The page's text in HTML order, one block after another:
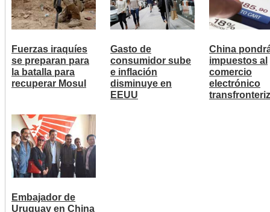
Fuerzas iraquíes
se preparan para
la batalla para
recuperar Mosul
Gasto de
consumidor sube
e inflación
disminuye en
EEUU
China
impuestos al
comercio
electrónico
Embajador de
Uruguay en China